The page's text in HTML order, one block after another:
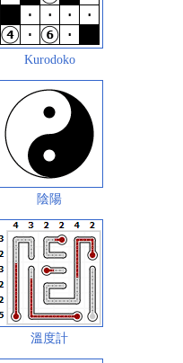
Kurodoko
陰陽
溫度計